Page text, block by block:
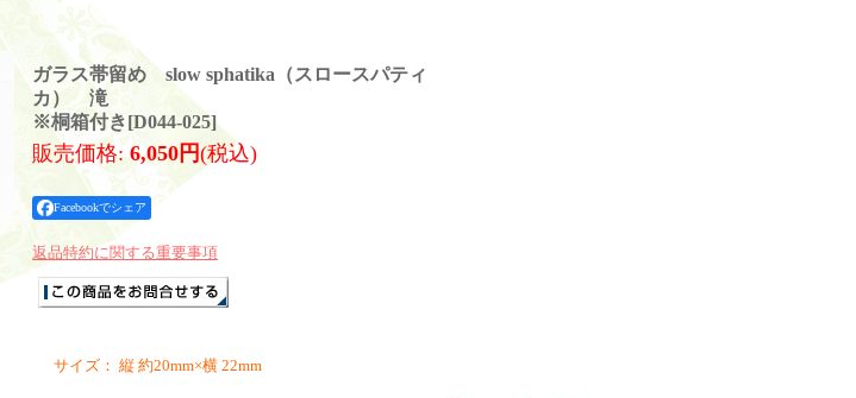
ガラス帯留め slow sphatika（スロースパティ
カ） 滝
※桐箱付き[D044-025]
販売価格: 6,050円(税込)
Facebookでシェア
返品特約に関する重要事項
サイズ： 縦 約20mm×横 22mm